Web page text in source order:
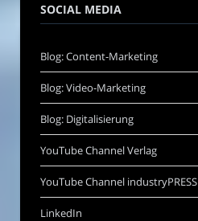
SOCIAL MEDIA
Blog: Content-Marketing
Blog: Video-Marketing
Blog: Digitalisierung
YouTube Channel Verlag
YouTube Channel industryPRESS
LinkedIn